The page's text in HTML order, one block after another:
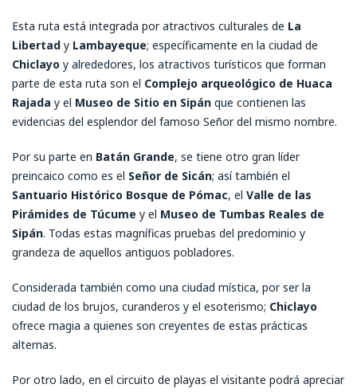
Esta ruta está integrada por atractivos culturales de La
Libertad y Lambayeque; específicamente en la ciudad de
Chiclayo y alrededores, los atractivos turísticos que forman
parte de esta ruta son el Complejo arqueológico de Huaca
Rajada y el Museo de Sitio en Sipán que contienen las
evidencias del esplendor del famoso Señor del mismo nombre.
Por su parte en Batán Grande, se tiene otro gran líder
preincaico como es el Señor de Sicán; así también el
Santuario Histórico Bosque de Pómac, el Valle de las
Pirámides de Túcume y el Museo de Tumbas Reales de
Sipán. Todas estas magníficas pruebas del predominio y
grandeza de aquellos antiguos pobladores.
Considerada también como una ciudad mística, por ser la
ciudad de los brujos, curanderos y el esoterismo; Chiclayo
ofrece magia a quienes son creyentes de estas prácticas
alternas.
Por otro lado, en el circuito de playas el visitante podrá apreciar